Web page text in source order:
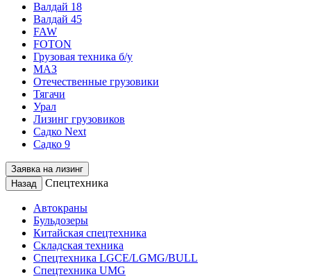
Валдай 18
Валдай 45
FAW
FOTON
Грузовая техника б/у
МАЗ
Отечественные грузовики
Тягачи
Урал
Лизинг грузовиков
Садко Next
Садко 9
Заявка на лизинг
Назад
Спецтехника
Автокраны
Бульдозеры
Китайская спецтехника
Складская техника
Спецтехника LGCE/LGMG/BULL
Спецтехника UMG